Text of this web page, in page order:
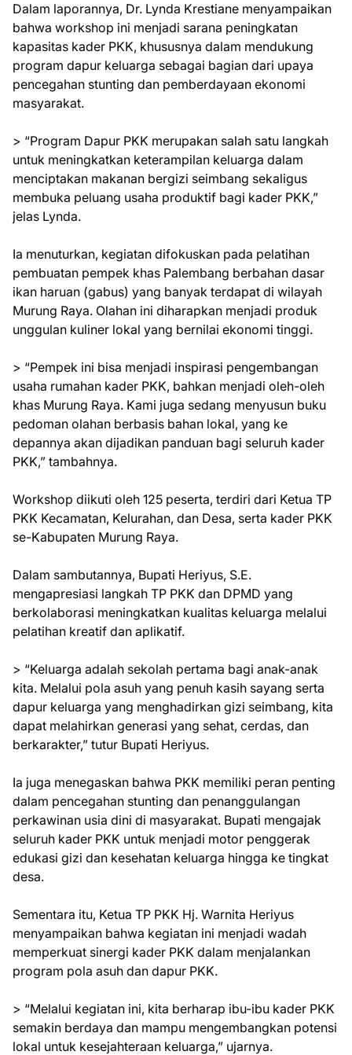
Dalam laporannya, Dr. Lynda Krestiane menyampaikan
bahwa workshop ini menjadi sarana peningkatan
kapasitas kader PKK, khususnya dalam mendukung
program dapur keluarga sebagai bagian dari upaya
pencegahan stunting dan pemberdayaan ekonomi
masyarakat.
> “Program Dapur PKK merupakan salah satu langkah
untuk meningkatkan keterampilan keluarga dalam
menciptakan makanan bergizi seimbang sekaligus
membuka peluang usaha produktif bagi kader PKK,”
jelas Lynda.
Ia menuturkan, kegiatan difokuskan pada pelatihan
pembuatan pempek khas Palembang berbahan dasar
ikan haruan (gabus) yang banyak terdapat di wilayah
Murung Raya. Olahan ini diharapkan menjadi produk
unggulan kuliner lokal yang bernilai ekonomi tinggi.
> “Pempek ini bisa menjadi inspirasi pengembangan
usaha rumahan kader PKK, bahkan menjadi oleh-oleh
khas Murung Raya. Kami juga sedang menyusun buku
pedoman olahan berbasis bahan lokal, yang ke
depannya akan dijadikan panduan bagi seluruh kader
PKK,” tambahnya.
Workshop diikuti oleh 125 peserta, terdiri dari Ketua TP
PKK Kecamatan, Kelurahan, dan Desa, serta kader PKK
se-Kabupaten Murung Raya.
Dalam sambutannya, Bupati Heriyus, S.E.
mengapresiasi langkah TP PKK dan DPMD yang
berkolaborasi meningkatkan kualitas keluarga melalui
pelatihan kreatif dan aplikatif.
> “Keluarga adalah sekolah pertama bagi anak-anak
kita. Melalui pola asuh yang penuh kasih sayang serta
dapur keluarga yang menghadirkan gizi seimbang, kita
dapat melahirkan generasi yang sehat, cerdas, dan
berkarakter,” tutur Bupati Heriyus.
Ia juga menegaskan bahwa PKK memiliki peran penting
dalam pencegahan stunting dan penanggulangan
perkawinan usia dini di masyarakat. Bupati mengajak
seluruh kader PKK untuk menjadi motor penggerak
edukasi gizi dan kesehatan keluarga hingga ke tingkat
desa.
Sementara itu, Ketua TP PKK Hj. Warnita Heriyus
menyampaikan bahwa kegiatan ini menjadi wadah
memperkuat sinergi kader PKK dalam menjalankan
program pola asuh dan dapur PKK.
> “Melalui kegiatan ini, kita berharap ibu-ibu kader PKK
semakin berdaya dan mampu mengembangkan potensi
lokal untuk kesejahteraan keluarga,” ujarnya.